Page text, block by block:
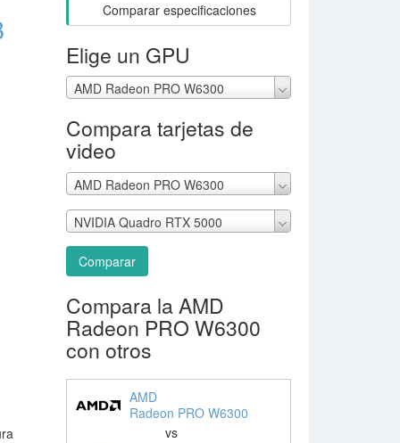
Comparar especificaciones
Elige un GPU
AMD Radeon PRO W6300
Compara tarjetas de
video
AMD Radeon PRO W6300
NVIDIA Quadro RTX 5000
Comparar
Compara la AMD
Radeon PRO W6300
con otros
AMD
Radeon PRO W6300
vs